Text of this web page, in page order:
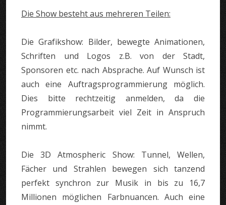
Die Show besteht aus mehreren Teilen:
Die Grafikshow: Bilder, bewegte Animationen,
Schriften und Logos z.B. von der Stadt,
Sponsoren etc. nach Absprache. Auf Wunsch ist
auch eine Auftragsprogrammierung möglich.
Dies bitte rechtzeitig anmelden, da die
Programmierungsarbeit viel Zeit in Anspruch
nimmt.
Die 3D Atmospheric Show: Tunnel, Wellen,
Fächer und Strahlen bewegen sich tanzend
perfekt synchron zur Musik in bis zu 16,7
Millionen möglichen Farbnuancen. Auch eine